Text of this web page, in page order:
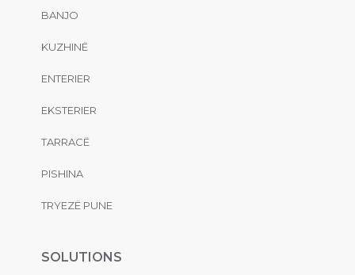
BANJO
KUZHINË
ENTERIER
EKSTERIER
TARRACË
PISHINA
TRYEZË PUNE
SOLUTIONS